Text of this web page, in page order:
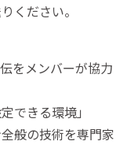
ください。
をメンバーが協力
できる環境」
般の技術を専門家